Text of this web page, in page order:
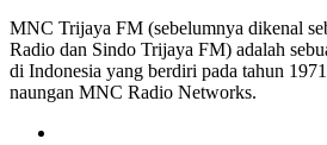
MNC Trijaya FM (sebelumnya dikenal
Radio dan Sindo Trijaya FM) adalah
di Indonesia yang berdiri pada tahun
naungan MNC Radio Networks.